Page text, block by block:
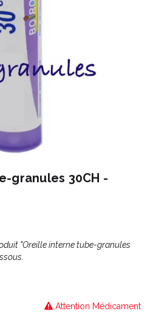
granules 30CH -
"Oreille interne tube-granules
Attention Médicament